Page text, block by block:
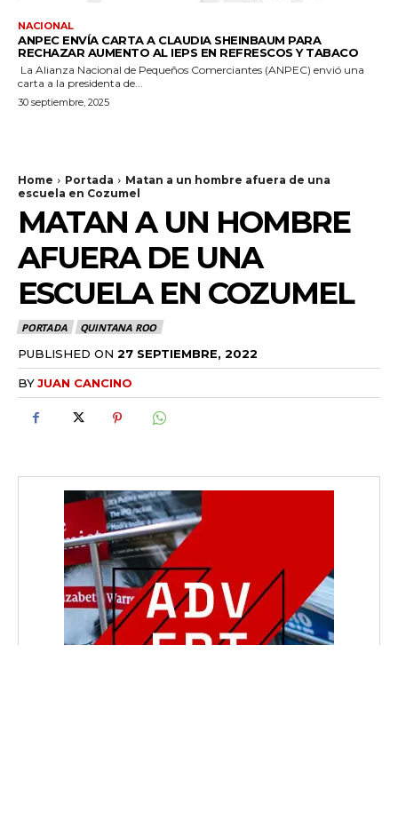
NACIONAL
ANPEC ENVÍA CARTA A CLAUDIA SHEINBAUM PARA
RECHAZAR AUMENTO AL IEPS EN REFRESCOS Y TABACO
La Alianza Nacional de Pequeños Comerciantes (ANPEC) envió una
carta a la presidenta de...
30 septiembre, 2025